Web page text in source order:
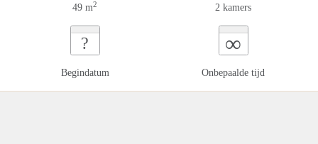
49 m2 2 kamers
?
Begindatum
∞
Onbepaalde tijd